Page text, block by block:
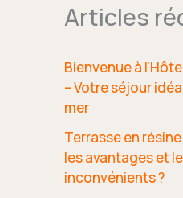
Articles
Bienvenue à
– Votre séjour
mer
Terrasse en
les avantages et
inconvénients ?